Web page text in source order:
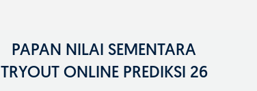
PAPAN NILAI SEMENTARA
TRYOUT ONLINE PREDIKSI 26